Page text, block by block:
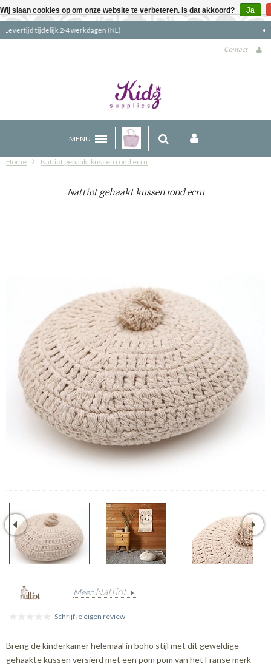
Gratis verzending boven €90 (NL)
Contact
MENU
Home Nattiot gehaakt kussen rond ecru
Nattiot gehaakt kussen rond ecru
Meer Nattiot
Schrijf je eigen review
Breng de kinderkamer helemaal in boho stijl met dit geweldige
gehaakte kussen versierd met een pom pom van het Franse merk
Wij slaan cookies op om onze website te verbeteren. Is dat akkoord? Ja